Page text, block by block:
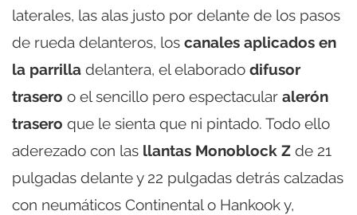
laterales, las alas justo por delante de los pasos
de rueda delanteros, los canales aplicados en
la parrilla delantera, el elaborado difusor
trasero o el sencillo pero espectacular alerón
trasero que le sienta que ni pintado. Todo ello
aderezado con las llantas Monoblock Z de 21
pulgadas delante y 22 pulgadas detrás calzadas
con neumáticos Continental o Hankook y,